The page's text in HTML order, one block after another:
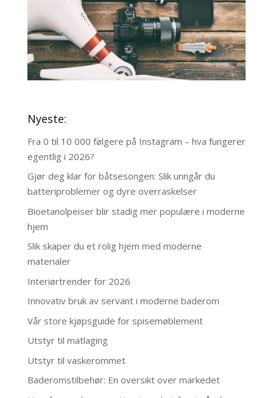
Nyeste:
Fra 0 til 10 000 følgere på Instagram – hva fungerer
egentlig i 2026?
Gjør deg klar for båtsesongen: Slik unngår du
batteriproblemer og dyre overraskelser
Bioetanolpeiser blir stadig mer populære i moderne
hjem
Slik skaper du et rolig hjem med moderne
materialer
Interiørtrender for 2026
Innovativ bruk av servant i moderne baderom
Vår store kjøpsguide for spisemøblement
Utstyr til matlaging
Utstyr til vaskerommet
Baderomstilbehør: En oversikt over markedet